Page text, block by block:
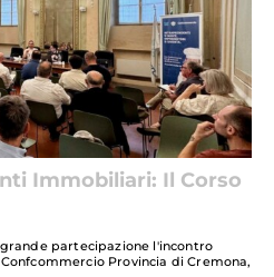
Immobiliari: Il Corso
partecipazione l'incontro
Provincia di Cremona,